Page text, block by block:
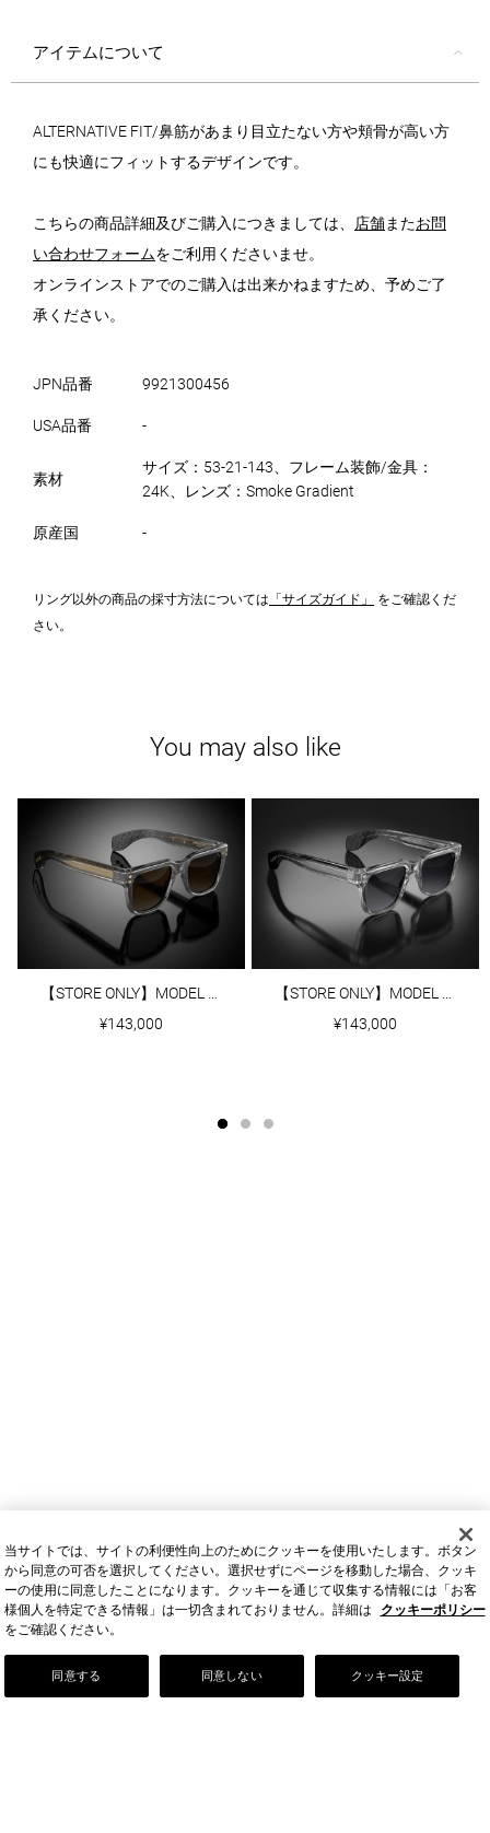
アイテムについて
ALTERNATIVE FIT/鼻筋があまり目立たない方や頬骨が高い方
にも快適にフィットするデザインです。
こちらの商品詳細及びご購入につきましては、 店舗またお問
い合わせフォームをご利用くださいませ。
オンラインストアでのご購入は出来かねますため、予めご了
承ください。
JPN品番 9921300456
USA品番 -
素材
サイズ：53-21-143、フレーム装飾/金具：
24K、レンズ：Smoke Gradient
原産国 -
リング以外の商品の採寸方法については 「サイズガイド」
をご確認くだ
さい。
You may also like
¥143,000
¥143,000
Our Story
当サイトでは、サイトの利便性向上のためにクッキーを使用いたします。ボタン
から同意の可否を選択してください。選択せずにページを移動した場合、クッキ
ーの使用に同意したことになります。クッキーを通じて収集する情報には「お客
様個人を特定できる情報」は一切含まれておりません。詳細は
クッキーポリシー
をご確認ください。
クッキー設定
同意しない
同意する